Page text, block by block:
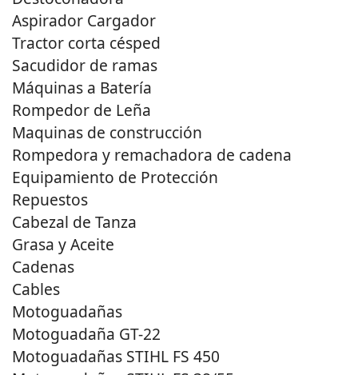
Aspirador Cargador
Tractor corta césped
Sacudidor de ramas
Máquinas a Batería
Rompedor de Leña
Maquinas de construcción
Rompedora y remachadora de cadena
Equipamiento de Protección
Repuestos
Cabezal de Tanza
Grasa y Aceite
Cadenas
Cables
Motoguadañas
Motoguadaña GT-22
Motoguadañas STIHL FS 450